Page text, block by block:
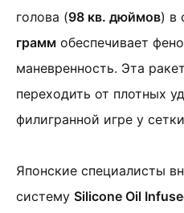
голова (98 кв. дюймов) в
грамм обеспечивает
маневренность. Эта
переходить от плотных
филигранной игре у
Японские специалисты
систему Silicone Oil